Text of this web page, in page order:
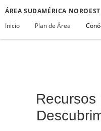
ÁREA SUDAMÉRICA
Inicio
Plan de Área